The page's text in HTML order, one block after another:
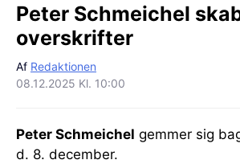
Peter Schmeichel
overskrifter
Af Redaktionen
08.12.2025 Kl. 10:00
Peter Schmeichel gemmer sig
d. 8. december.